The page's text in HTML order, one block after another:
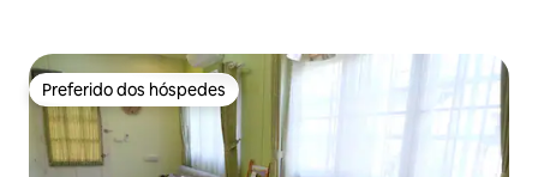
Preferido dos hóspedes
Preferido dos hóspedes